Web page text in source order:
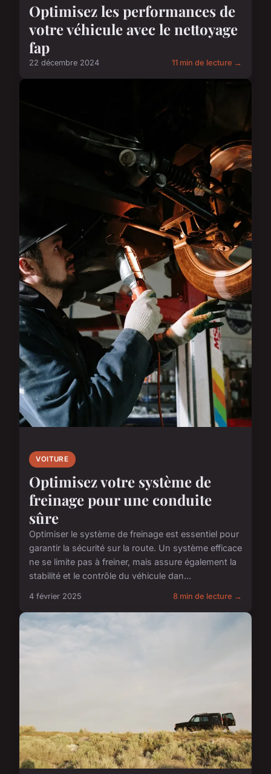
Optimisez les performances de
votre véhicule avec le nettoyage
fap
22 décembre 2024 11 min de lecture →
VOITURE
Optimisez votre système de
freinage pour une conduite
sûre
Optimiser le système de freinage est essentiel pour
garantir la sécurité sur la route. Un système efficace
ne se limite pas à freiner, mais assure également la
stabilité et le contrôle du véhicule dan...
4 février 2025 8 min de lecture →